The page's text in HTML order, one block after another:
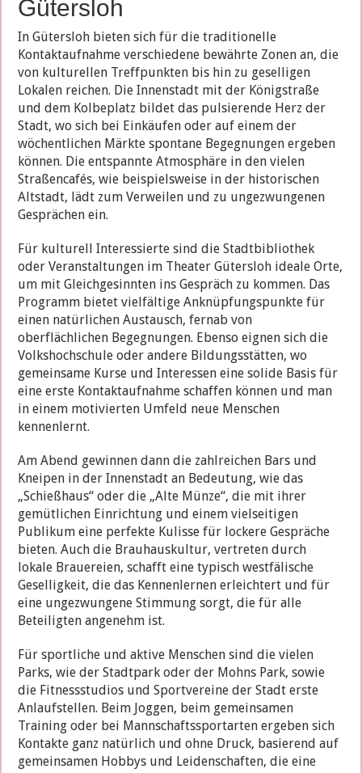
Gütersloh
In Gütersloh bieten sich für die traditionelle
Kontaktaufnahme verschiedene bewährte Zonen an, die
von kulturellen Treffpunkten bis hin zu geselligen
Lokalen reichen. Die Innenstadt mit der Königstraße
und dem Kolbeplatz bildet das pulsierende Herz der
Stadt, wo sich bei Einkäufen oder auf einem der
wöchentlichen Märkte spontane Begegnungen ergeben
können. Die entspannte Atmosphäre in den vielen
Straßencafés, wie beispielsweise in der historischen
Altstadt, lädt zum Verweilen und zu ungezwungenen
Gesprächen ein.
Für kulturell Interessierte sind die Stadtbibliothek
oder Veranstaltungen im Theater Gütersloh ideale Orte,
um mit Gleichgesinnten ins Gespräch zu kommen. Das
Programm bietet vielfältige Anknüpfungspunkte für
einen natürlichen Austausch, fernab von
oberflächlichen Begegnungen. Ebenso eignen sich die
Volkshochschule oder andere Bildungsstätten, wo
gemeinsame Kurse und Interessen eine solide Basis für
eine erste Kontaktaufnahme schaffen können und man
in einem motivierten Umfeld neue Menschen
kennenlernt.
Am Abend gewinnen dann die zahlreichen Bars und
Kneipen in der Innenstadt an Bedeutung, wie das
„Schießhaus“ oder die „Alte Münze“, die mit ihrer
gemütlichen Einrichtung und einem vielseitigen
Publikum eine perfekte Kulisse für lockere Gespräche
bieten. Auch die Brauhauskultur, vertreten durch
lokale Brauereien, schafft eine typisch westfälische
Geselligkeit, die das Kennenlernen erleichtert und für
eine ungezwungene Stimmung sorgt, die für alle
Beteiligten angenehm ist.
Für sportliche und aktive Menschen sind die vielen
Parks, wie der Stadtpark oder der Mohns Park, sowie
die Fitnessstudios und Sportvereine der Stadt erste
Anlaufstellen. Beim Joggen, beim gemeinsamen
Training oder bei Mannschaftssportarten ergeben sich
Kontakte ganz natürlich und ohne Druck, basierend auf
gemeinsamen Hobbys und Leidenschaften, die eine